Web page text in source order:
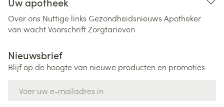
Over ons Nuttige links Gezondheidsnieuws Apotheker
van wachtVoorschriftZorgtarieven
Nieuwsbrief
Blijf op de hoogte van nieuwe producten en promoties